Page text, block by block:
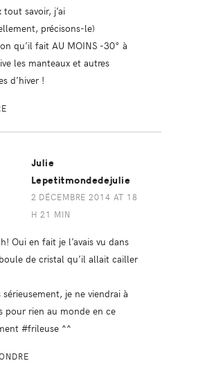
tout savoir, j’ai
précisons-le)
qu’il fait AU MOINS -30° à
les manteaux et autres
d’hiver !
Julie
Lepetitmondedejulie
2 DÉCEMBRE 2014 AT 18
H 21 MIN
Oui en fait je l’avais vu dans
de cristal qu’il allait cailler
sérieusement, je ne viendrai à
pour rien au monde en ce
#frileuse ^^